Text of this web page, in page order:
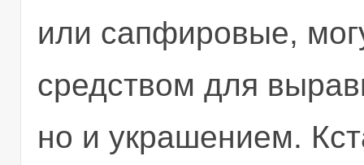
или сапфировые,
средством для
но и украшением.